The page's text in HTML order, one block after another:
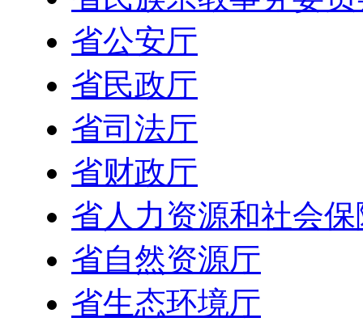
省公安厅
省民政厅
省司法厅
省财政厅
省人力资源和社会
省自然资源厅
省生态环境厅